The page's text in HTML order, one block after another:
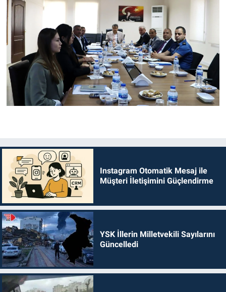
Instagram Otomatik Mesaj ile
Müşteri İletişimini Güçlendirme
YSK İllerin Milletvekili Sayılarını
Güncelledi